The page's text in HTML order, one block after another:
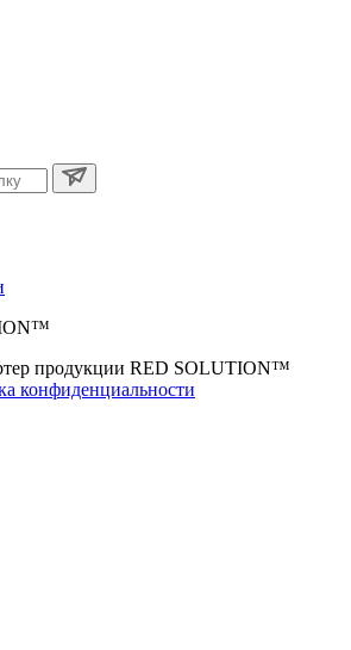
продукции RED SOLUTION™
конфиденциальности